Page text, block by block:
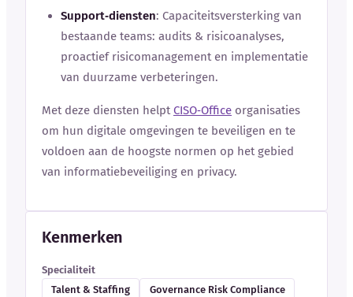
Support‑diensten: Capaciteitsversterking van
bestaande teams: audits & risicoanalyses,
proactief risicomanagement en implementatie
van duurzame verbeteringen.
Met deze diensten helpt CISO‑Office organisaties
om hun digitale omgevingen te beveiligen en te
voldoen aan de hoogste normen op het gebied
van informatiebeveiliging en privacy.
Kenmerken
Specialiteit
Talent & Staffing
Governance Risk Compliance